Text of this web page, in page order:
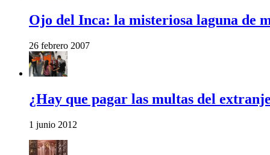
Ojo del Inca: la misteriosa laguna de
26 febrero 2007
¿Hay que pagar las multas del
1 junio 2012